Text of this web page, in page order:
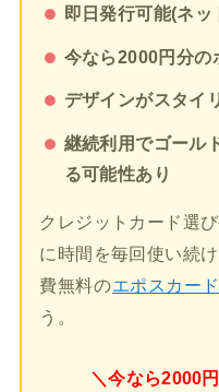
即日発行可能(ネ
今なら2000円分の
デザインがスタイ
継続利用でゴール
る可能性あり
クレジットカード選
に時間を毎回使い続
費無料のエポスカード
う。
＼今なら2000